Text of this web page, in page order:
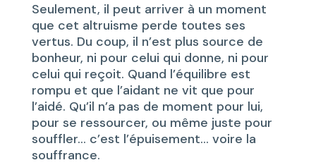
Seulement, il peut arriver à un moment
que cet altruisme perde toutes ses
vertus. Du coup, il n’est plus source de
bonheur, ni pour celui qui donne, ni pour
celui qui reçoit. Quand l’équilibre est
rompu et que l’aidant ne vit que pour
l’aidé. Qu’il n’a pas de moment pour lui,
pour se ressourcer, ou même juste pour
souffler… c’est l’épuisement… voire la
souffrance.